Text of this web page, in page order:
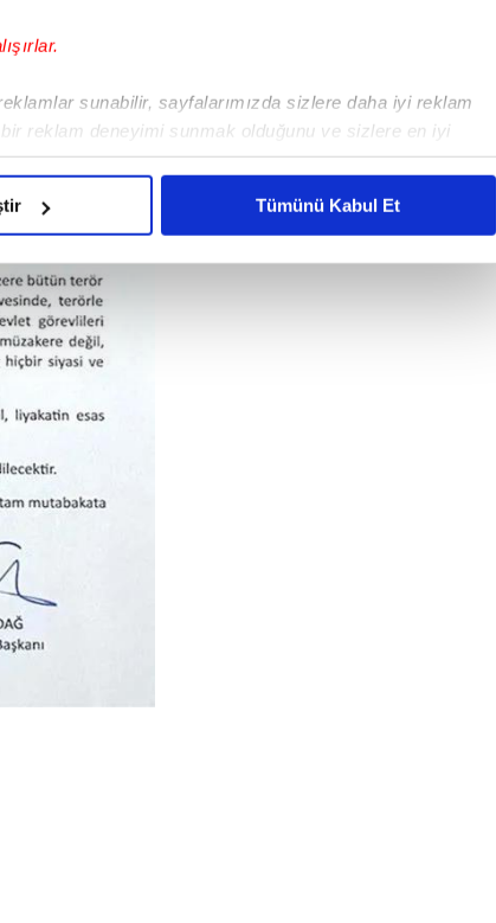
sunabilir, sayfalarımızda sizlere daha iyi reklam
reklam deneyimi sunmak olduğunu ve sizlere en iyi
bu noktada, reklamların maliyetlerimizi karşılamak
ve üçüncü kişilere ait çerezler kullanılmaktadır. Bu
olan çerezler bilgi toplumu hizmetlerinin sunulması
ve kişiselleştirilmesi ve sizlere yönelik
açık rızanız dahilinde kullanılacaktır.
Çerezlere ilişkin detaylı bilgi için Ayarlar
Aydınlatma Metnimizi okumak ve sitemizde ilgili
Tümünü Kabul Et